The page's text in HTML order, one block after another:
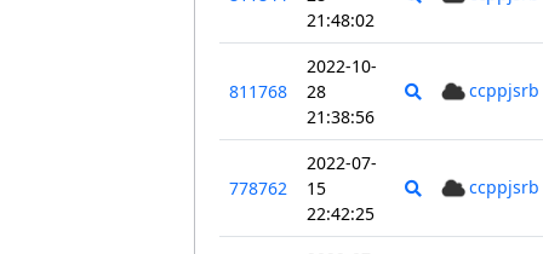
21:48:02
811768
2022-10-
28
21:38:56
ccppjsrb
778762
2022-07-
15
22:42:25
ccppjsrb